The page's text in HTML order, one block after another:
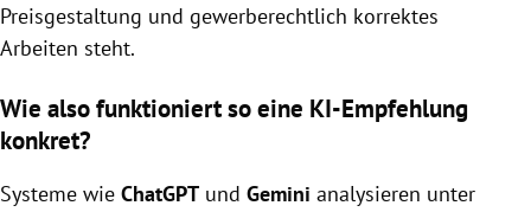
Preisgestaltung und gewerberechtlich korrektes
Arbeiten steht.
Wie also funktioniert so eine KI-Empfehlung
konkret?
Systeme wie ChatGPT und Gemini analysieren unter